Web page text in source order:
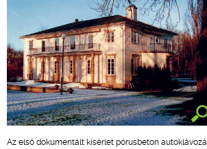
Az első dokumentált kísérlet pórusbeton